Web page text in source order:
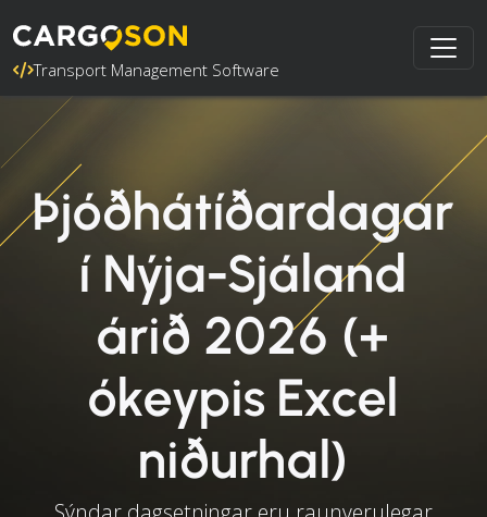
Transport Management Software
Þjóðhátíðardagar
í Nýja-Sjáland
árið 2026 (+
ókeypis Excel
niðurhal)